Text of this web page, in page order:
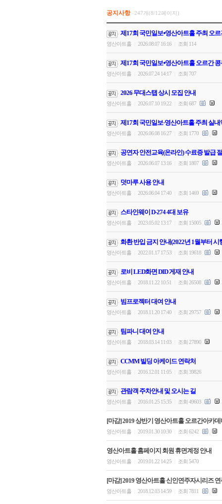
공지사항 247개(8/12페이지)
제17회 국민일보⦁영산아트홀 주최 오
영산아트홀 2026.08.07 16:16 조회 114
제17회 국민일보⦁영산아트홀 오르간
영산아트홀 2026.07.24 14:17 조회 707
2026 무대스탭 상시 모집 안내
영산아트홀 2026.07.10 19:22 조회 687
제17회 국민일보·영산아트홀 주최 실
영산아트홀 2026.06.08 16:27 조회 1770
공연자 안전교육(온라인) 수료증 발급
영산아트홀 2026.06.07 13:16 조회 1807
덧마루 사용 안내
영산아트홀 2026.06.04 17:40 조회 1469
스타인웨이 D-274 4대 보유
영산아트홀 2023.05.02 13:17 조회 15005
화환 반입 금지 안내(2022년 1월부터 시
영산아트홀 2022.01.17 17:53 조회 19618
로비 LED화면 DID 게재 안내
영산아트홀 2018.11.22 10:51 조회 26508
빔프로젝터 대여 안내
영산아트홀 2018.11.20 17:40 조회 29757
팀파니 대여 안내
영산아트홀 2018.03.14 11:03 조회 27890
CCMM 빌딩 아케이드 연락처
영산아트홀 2016.12.01 11:05 조회 39826
관람객 주차안내 및 오시는 길
영산아트홀 2016.01.25 15:35 조회 49603
[마감] 2019 상반기 영산아트홀 오르간아카
영산아트홀 2019.01.30 10:30 조회 6242
영산아트홀 홈페이지 회원 휴면계정 안내
영산아트홀 2019.01.22 14:25 조회 5470
[마감] 2019 영산아트홀 신인연주자시리즈
영산아트홀 2018.12.03 14:59 조회 7811